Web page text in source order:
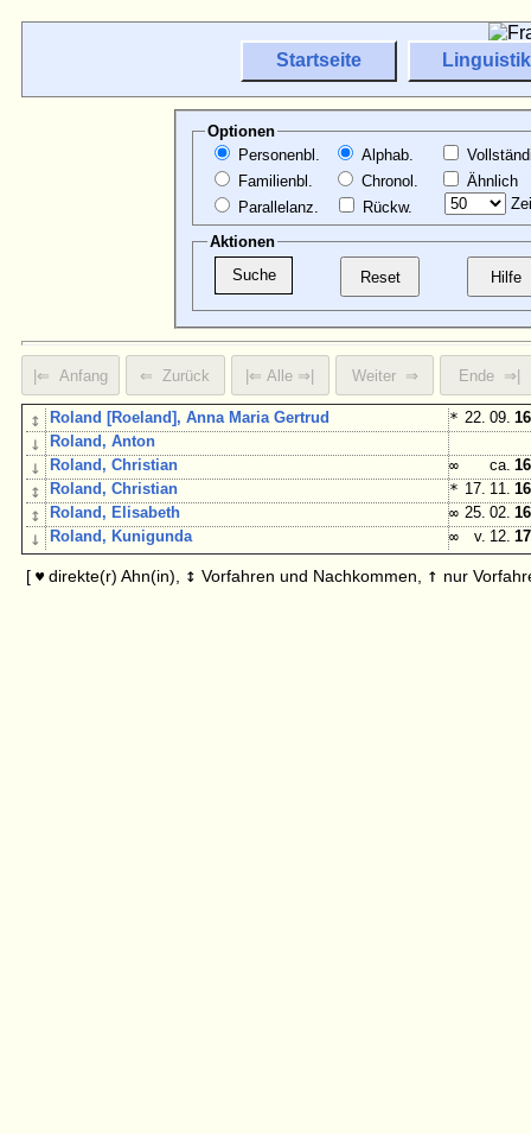
Startseite Linguistik
Optionen
Personenbl.
Familienbl.
Parallelanz.
Alphab.
Chronol.
Rückw.
Ähnlich
Aktionen
↕ Roland [Roeland], Anna Maria Gertrud * 22. 09.
↓ Roland, Anton
↓ Roland, Christian ∞ ca.
↕ Roland, Christian * 17. 11.
↕ Roland, Elisabeth ∞ 25. 02.
↓ Roland, Kunigunda ∞ v. 12.
[ ♥ direkte(r) Ahn(in), ↕ Vorfahren und Nachkommen, ↑ nur